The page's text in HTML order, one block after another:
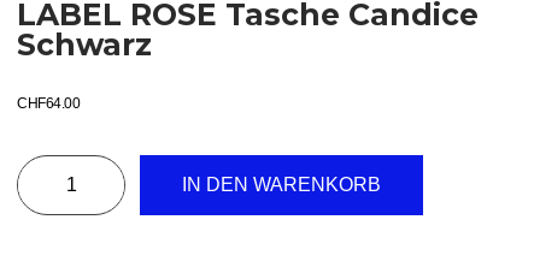
LABEL ROSE Tasche Candice
Schwarz
CHF64.00
IN DEN WARENKORB